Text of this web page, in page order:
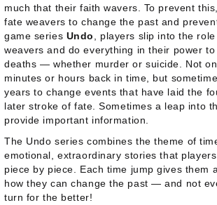
much that their faith wavers. To prevent
fate weavers to change the past and
game series Undo
, players slip into the
weavers and do everything in their power to
deaths — whether murder or suicide. Not
minutes or hours back in time, but
years to change events that have laid the
later stroke of fate. Sometimes a leap into
provide important information.
The Undo series combines the theme of
emotional, extraordinary stories that
piece by piece. Each time jump gives them
how they can change the past — and not
turn for the better!